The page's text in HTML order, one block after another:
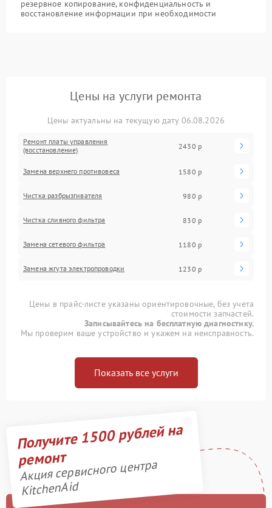
резервное копирование, конфиденциальность и
восстановление информации при необходимости
Цены на услуги ремонта
Цены актуальны на текущую дату 06.08.2026
Ремонт платы управления
(восстановление)
2430 р
Замена верхнего противовеса 1580 р
Чистка разбрызгивателя 980 р
Чистка сливного фильтра 830 р
Замена сетевого фильтра 1180 р
Замена жгута электропроводки 1230 р
Цены в прайс-листе указаны ориентировочные, без учета
стоимости запчастей.
Записывайтесь на бесплатную диагностику.
Мы проверим ваше устройство и укажем на неисправность.
Показать все услуги
Получите 1500 рублей на
ремонт
Акция сервисного центра
KitchenAid